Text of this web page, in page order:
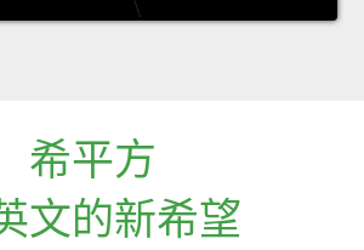
希平方
文的新希望